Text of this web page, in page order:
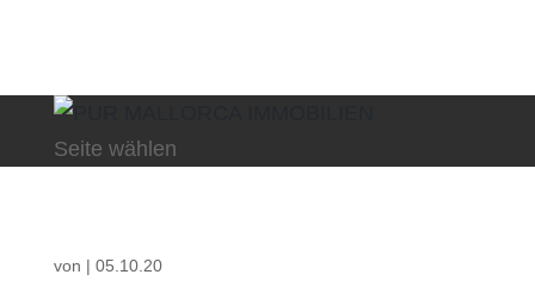
Seite wählen
von | 05.10.20